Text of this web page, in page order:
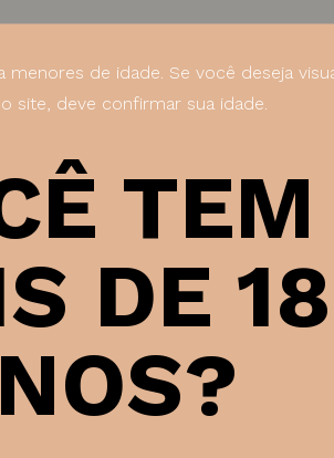
SKU:1293
Ficha
menores de idade. Se você deseja
site, deve confirmar sua idade.
TEM
DE 18